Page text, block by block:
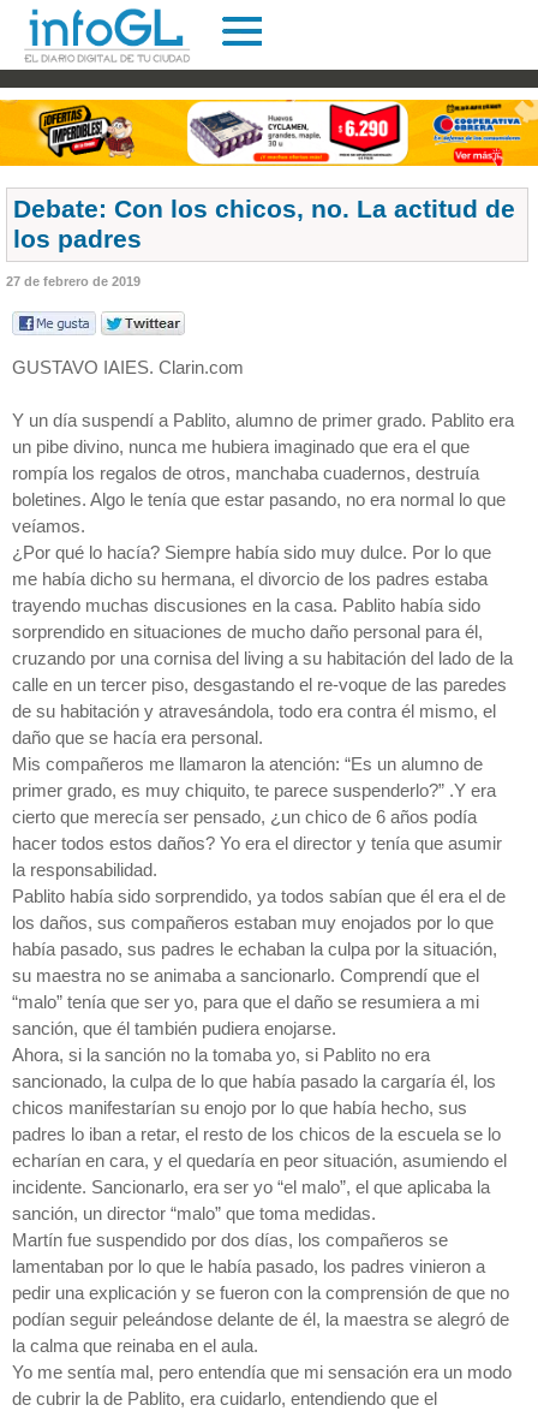
Debate: Con los chicos, no. La actitud de
los padres
27 de febrero de 2019
GUSTAVO IAIES. Clarin.com
Y un día suspendí a Pablito, alumno de primer grado. Pablito era
un pibe divino, nunca me hubiera imaginado que era el que
rompía los regalos de otros, manchaba cuadernos, destruía
boletines. Algo le tenía que estar pasando, no era normal lo que
veíamos.
¿Por qué lo hacía? Siempre había sido muy dulce. Por lo que
me había dicho su hermana, el divorcio de los padres estaba
trayendo muchas discusiones en la casa. Pablito había sido
sorprendido en situaciones de mucho daño personal para él,
cruzando por una cornisa del living a su habitación del lado de la
calle en un tercer piso, desgastando el re-voque de las paredes
de su habitación y atravesándola, todo era contra él mismo, el
daño que se hacía era personal.
Mis compañeros me llamaron la atención: “Es un alumno de
primer grado, es muy chiquito, te parece suspenderlo?” .Y era
cierto que merecía ser pensado, ¿un chico de 6 años podía
hacer todos estos daños? Yo era el director y tenía que asumir
la responsabilidad.
Pablito había sido sorprendido, ya todos sabían que él era el de
los daños, sus compañeros estaban muy enojados por lo que
había pasado, sus padres le echaban la culpa por la situación,
su maestra no se animaba a sancionarlo. Comprendí que el
“malo” tenía que ser yo, para que el daño se resumiera a mi
sanción, que él también pudiera enojarse.
Ahora, si la sanción no la tomaba yo, si Pablito no era
sancionado, la culpa de lo que había pasado la cargaría él, los
chicos manifestarían su enojo por lo que había hecho, sus
padres lo iban a retar, el resto de los chicos de la escuela se lo
echarían en cara, y el quedaría en peor situación, asumiendo el
incidente. Sancionarlo, era ser yo “el malo”, el que aplicaba la
sanción, un director “malo” que toma medidas.
Martín fue suspendido por dos días, los compañeros se
lamentaban por lo que le había pasado, los padres vinieron a
pedir una explicación y se fueron con la comprensión de que no
podían seguir peleándose delante de él, la maestra se alegró de
la calma que reinaba en el aula.
Yo me sentía mal, pero entendía que mi sensación era un modo
de cubrir la de Pablito, era cuidarlo, entendiendo que el